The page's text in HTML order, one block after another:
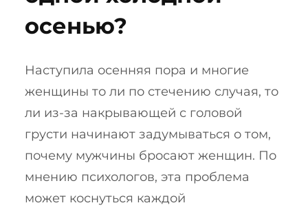
осенью?
Наступила осенняя пора и многие
женщины то ли по стечению случая, то
ли из-за накрывающей с головой
грусти начинают задумываться о том,
почему мужчины бросают женщин. По
мнению психологов, эта проблема
может коснуться каждой